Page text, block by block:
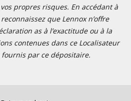
propres risques. En accédant à
que Lennox n’offre
as à l’exactitude ou à la
contenues dans ce Localisateur
fournis par ce dépositaire.